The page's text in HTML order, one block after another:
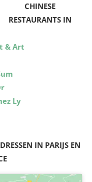
CHINESE
RESTAURANTS IN
& Art
Ly
IN PARIJS EN